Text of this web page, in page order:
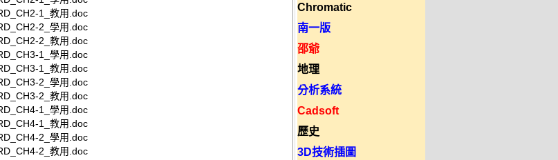
1_教用.doc
2_學用.doc
2_教用.doc
1_學用.doc
1_教用.doc
2_學用.doc
2_教用.doc
1_學用.doc
1_教用.doc
2_學用.doc
2_教用.doc
Chromatic
南一版
邵爺
地理
分析系統
Cadsoft
歷史
3D技術插圖